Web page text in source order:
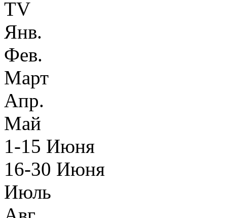
TV
Янв.
Фев.
Март
Апр.
Май
1-15 Июня
16-30 Июня
Июль